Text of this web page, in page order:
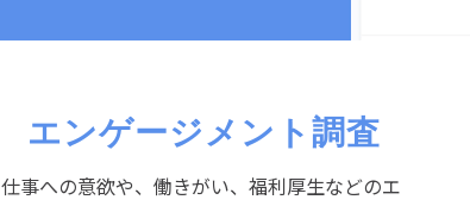
エンゲージメント調査
仕事への意欲や、働きがい、福利厚生などのエ